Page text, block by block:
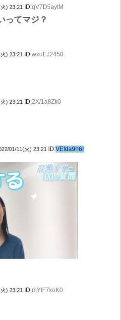
) 23:21 ID:qV7D5aytM
ってマジ？
) 23:21 ID:wxuEJ2450
) 23:21 ID:2X/1a8Zk0
01/11(火) 23:21 ID:VEfda9h6r
) 23:21 ID:mYlF7koK0